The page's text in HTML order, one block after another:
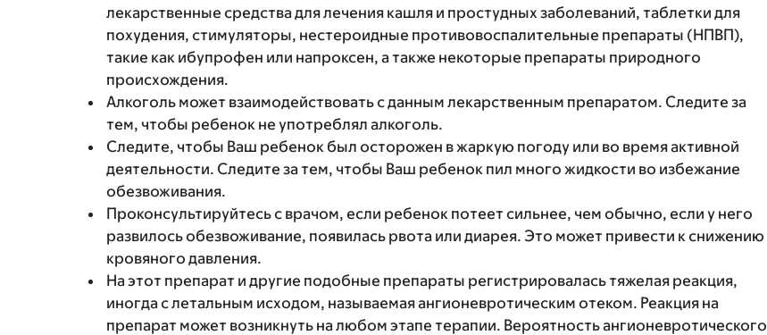
лекарственные средства для лечения кашля и простудных заболеваний, таблетки для
похудения, стимуляторы, нестероидные противовоспалительные препараты (НПВП),
такие как ибупрофен или напроксен, а также некоторые препараты природного
происхождения.
Алкоголь может взаимодействовать с данным лекарственным препаратом. Следите за
тем, чтобы ребенок не употреблял алкоголь.
Следите, чтобы Ваш ребенок был осторожен в жаркую погоду или во время активной
деятельности. Следите за тем, чтобы Ваш ребенок пил много жидкости во избежание
обезвоживания.
Проконсультируйтесь с врачом, если ребенок потеет сильнее, чем обычно, если у него
развилось обезвоживание, появилась рвота или диарея. Это может привести к снижению
кровяного давления.
На этот препарат и другие подобные препараты регистрировалась тяжелая реакция,
иногда с летальным исходом, называемая ангионевротическим отеком. Реакция на
препарат может возникнуть на любом этапе терапии. Вероятность ангионевротического